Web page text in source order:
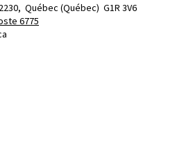
Québec (Québec)  G1R 3V6
6775